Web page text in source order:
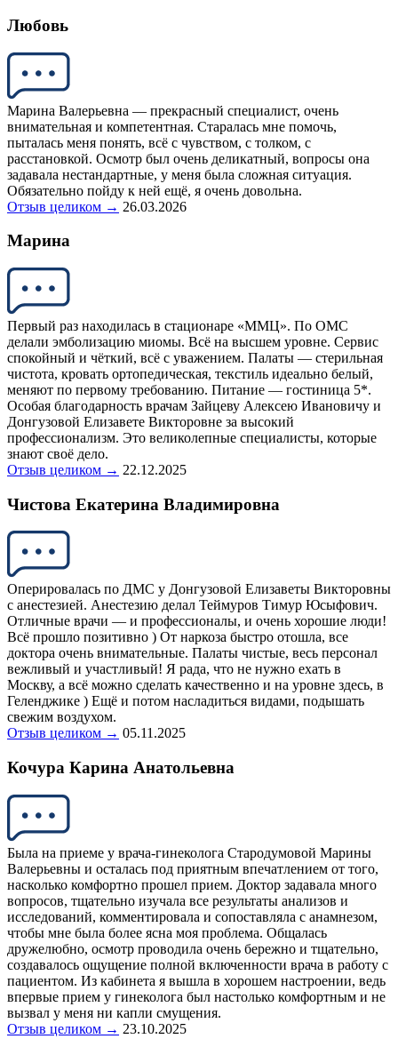
Любовь
Марина Валерьевна — прекрасный специалист, очень
внимательная и компетентная. Старалась мне помочь,
пыталась меня понять, всё с чувством, с толком, с
расстановкой. Осмотр был очень деликатный, вопросы она
задавала нестандартные, у меня была сложная ситуация.
Обязательно пойду к ней ещё, я очень довольна.
Отзыв целиком → 26.03.2026
Марина
Первый раз находилась в стационаре «ММЦ». По ОМС
делали эмболизацию миомы. Всё на высшем уровне. Сервис
спокойный и чёткий, всё с уважением. Палаты — стерильная
чистота, кровать ортопедическая, текстиль идеально белый,
меняют по первому требованию. Питание — гостиница 5*.
Особая благодарность врачам Зайцеву Алексею Ивановичу и
Донгузовой Елизавете Викторовне за высокий
профессионализм. Это великолепные специалисты, которые
знают своё дело.
Отзыв целиком → 22.12.2025
Чистова Екатерина Владимировна
Оперировалась по ДМС у Донгузовой Елизаветы Викторовны
с анестезией. Анестезию делал Теймуров Тимур Юсыфович.
Отличные врачи — и профессионалы, и очень хорошие люди!
Всё прошло позитивно ) От наркоза быстро отошла, все
доктора очень внимательные. Палаты чистые, весь персонал
вежливый и участливый! Я рада, что не нужно ехать в
Москву, а всё можно сделать качественно и на уровне здесь, в
Геленджике ) Ещё и потом насладиться видами, подышать
свежим воздухом.
Отзыв целиком → 05.11.2025
Кочура Карина Анатольевна
Была на приеме у врача-гинеколога Стародумовой Марины
Валерьевны и осталась под приятным впечатлением от того,
насколько комфортно прошел прием. Доктор задавала много
вопросов, тщательно изучала все результаты анализов и
исследований, комментировала и сопоставляла с анамнезом,
чтобы мне была более ясна моя проблема. Общалась
дружелюбно, осмотр проводила очень бережно и тщательно,
создавалось ощущение полной включенности врача в работу с
пациентом. Из кабинета я вышла в хорошем настроении, ведь
впервые прием у гинеколога был настолько комфортным и не
вызвал у меня ни капли смущения.
Отзыв целиком → 23.10.2025